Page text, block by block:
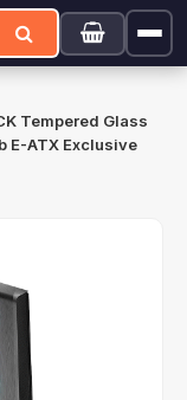
Tempered Glass
E-ATX Exclusive